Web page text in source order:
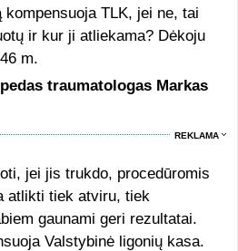
TLK, jei ne, tai
ir kur ji atliekama? Dėkoju
m.
traumatologas Markas
REKLAMA
jei jis trukdo, procedūromis
atlikti tiek atviru, tiek
gaunami geri rezultatai.
Valstybinė ligonių kasa.